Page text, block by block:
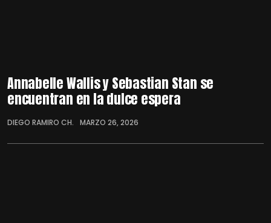
Annabelle Wallis y Sebastian Stan se
encuentran en la dulce espera
DIEGO RAMIRO CH. MARZO 26, 2026